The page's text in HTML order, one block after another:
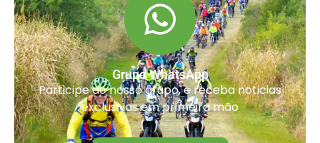
Grupo WhatsApp
Participe do nosso grupo, e receba noticias
exclusivas em primeira mão